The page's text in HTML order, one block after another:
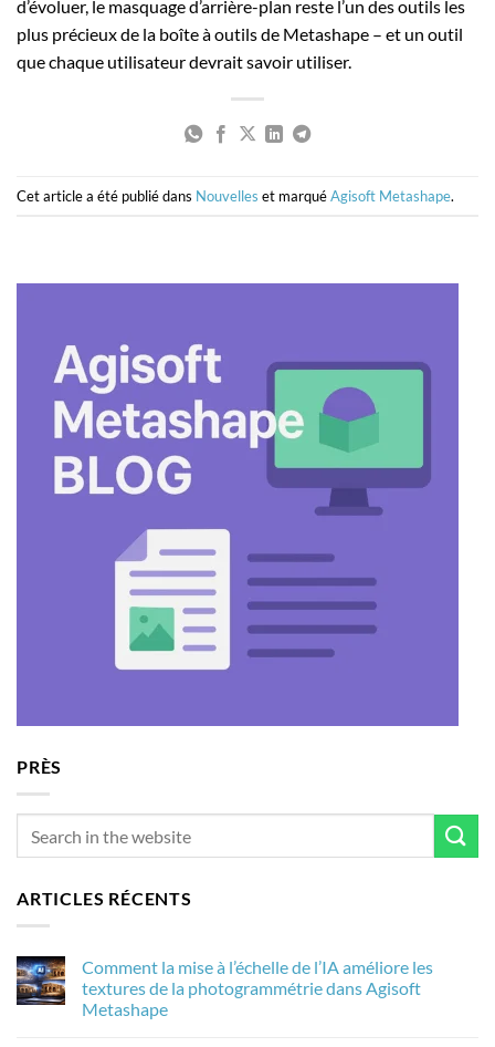
d’évoluer, le masquage d’arrière-plan reste l’un des outils les
plus précieux de la boîte à outils de Metashape – et un outil
que chaque utilisateur devrait savoir utiliser.
Cet article a été publié dans Nouvelles et marquéAgisoft Metashape.
PRÈS
ARTICLES RÉCENTS
Comment la mise à l’échelle de l’IA améliore les
textures de la photogrammétrie dans Agisoft
Metashape